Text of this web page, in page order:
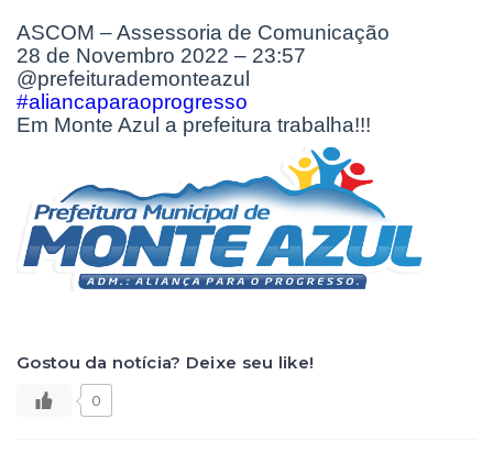
ASCOM – Assessoria de Comunicação
28 de Novembro 2022 – 23:57
@prefeiturademonteazul
#aliancaparaoprogresso
Em Monte Azul a prefeitura trabalha!!!
Gostou da notícia? Deixe seu like!
0